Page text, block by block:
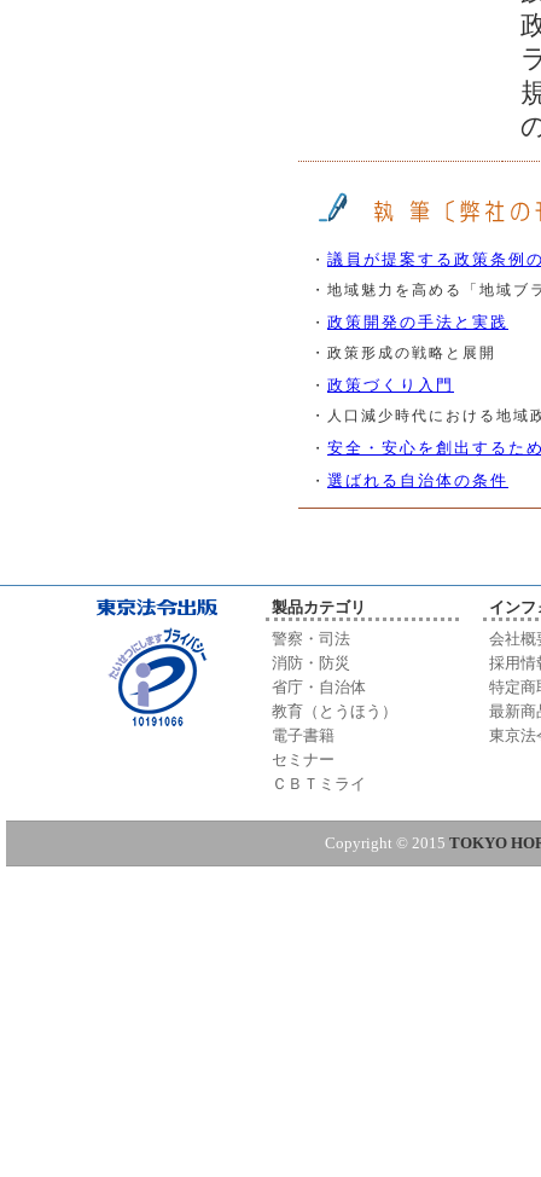
・ 議員が提案する政策条例
・ 地域魅力を高める「地域ブ
・ 政策開発の手法と実践
・ 政策形成の戦略と展開
・ 政策づくり入門
・
人口減少時代における地域
・ 安全・安心を創出するた
・ 選ばれる自治体の条件
製品カテゴリ
警察・司法
消防・防災
省庁・自治体
教育（とうほう）
電子書籍
セミナー
ＣＢＴミライ
インフ
会社概
採用情
特定商
最新商
東京法
Copyright © 2015 TOKYO